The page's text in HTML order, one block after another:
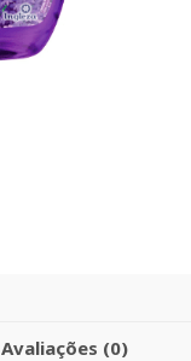
Avaliações (0)